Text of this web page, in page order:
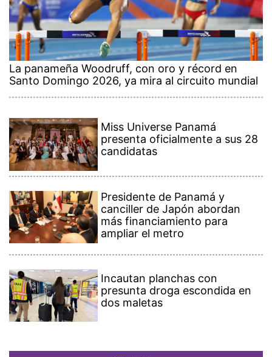
La panameña Woodruff, con oro y récord en
Santo Domingo 2026, ya mira al circuito mundial
Miss Universe Panamá
presenta oficialmente a sus 28
candidatas
Presidente de Panamá y
canciller de Japón abordan
más financiamiento para
ampliar el metro
Incautan planchas con
presunta droga escondida en
dos maletas